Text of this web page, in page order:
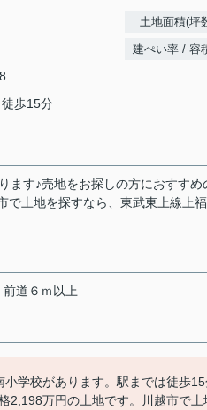
徒歩15分
土地面積(坪
建ぺい率 / 容
ます♪売地をお探しの方におすす
で土地を探すなら、東武東上線上
前道６ｍ以上
学校があります。駅までは徒歩
2,198万円の土地です。川越市で